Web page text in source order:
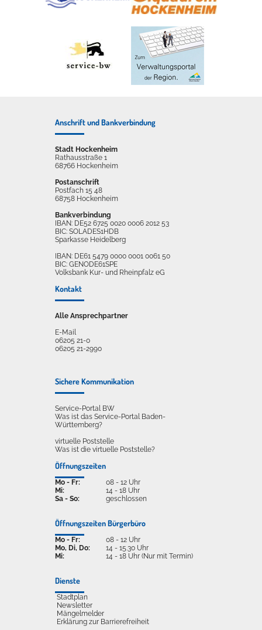
Anschrift und Bankverbindung
Stadt Hockenheim
Rathausstraße 1
68766 Hockenheim
Postanschrift
Postfach 15 48
68758 Hockenheim
Bankverbindung
IBAN: DE52 6725 0020 0006 2012 53
BIC: SOLADES1HDB
Sparkasse Heidelberg
IBAN: DE61 5479 0000 0001 0061 50
BIC: GENODE61SPE
Volksbank Kur- und Rheinpfalz eG
Kontakt
Alle Ansprechpartner
E-Mail
06205 21-0
06205 21-2990
Sichere Kommunikation
Service-Portal BW
Was ist das Service-Portal Baden-
Württemberg?
virtuelle Poststelle
Was ist die virtuelle Poststelle?
Öffnungszeiten
Mo - Fr:
Mi:
Sa - So:
08 - 12 Uhr
14 - 18 Uhr
geschlossen
Öffnungszeiten Bürgerbüro
Mo - Fr:
Mo, Di, Do:
Mi:
08 - 12 Uhr
14 - 15.30 Uhr
14 - 18 Uhr (Nur mit Termin)
Dienste
Stadtplan
Newsletter
Mängelmelder
Erklärung zur Barrierefreiheit